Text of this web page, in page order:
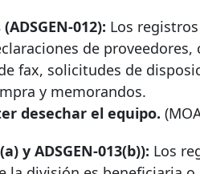
012): Los
de
fax, solicitudes de
y memorandos.
desechar el equipo.
y ADSGEN-013(b)): Los